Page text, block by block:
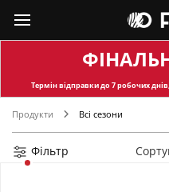
Термін відправкидо 7 робочих
Продукти Всі сезони
Фільтр